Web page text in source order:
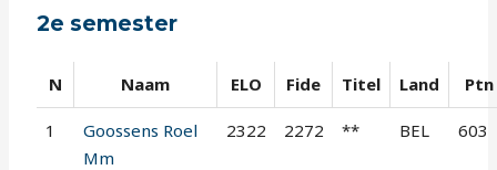
2e semester
N Naam ELO Fide Titel Land Ptn
1
Goossens Roel
Mm
2322 2272 ** BEL 603